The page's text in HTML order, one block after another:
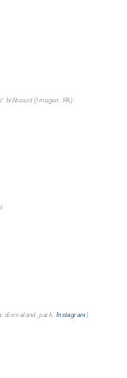
billboard (Imagen: PA)
dismaland_park, Instagram )